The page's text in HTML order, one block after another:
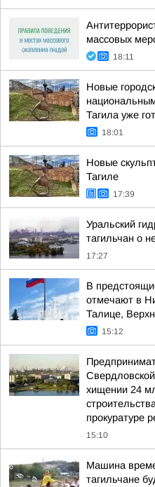
массовых
18:11
Новые
Тагила уже
18:01
Новые
Тагиле
17:39
Уральский
тагильчан о
17:27
В
отмечают в
Талице,
15:12
хищении 24
прокуратуре
15:10
Машина
тагильчане